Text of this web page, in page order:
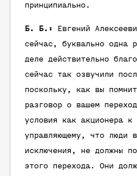
принципиально.
Б. Б.:
Евгений
сейчас, буквально одна
деле действительно
сейчас так озвучили
поскольку, как вы
разговор о вашем
условия как акционера
управляющему, что люди
исключения, не должны
этого перехода. Они